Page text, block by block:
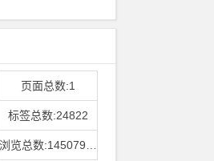
页面总数:1
标签总数:24822